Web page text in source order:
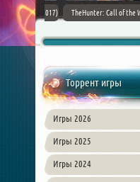
(2017)
TheHunter: Call of the Wild [+
Торрент игры
Игры 2026
Игры 2025
Игры 2024